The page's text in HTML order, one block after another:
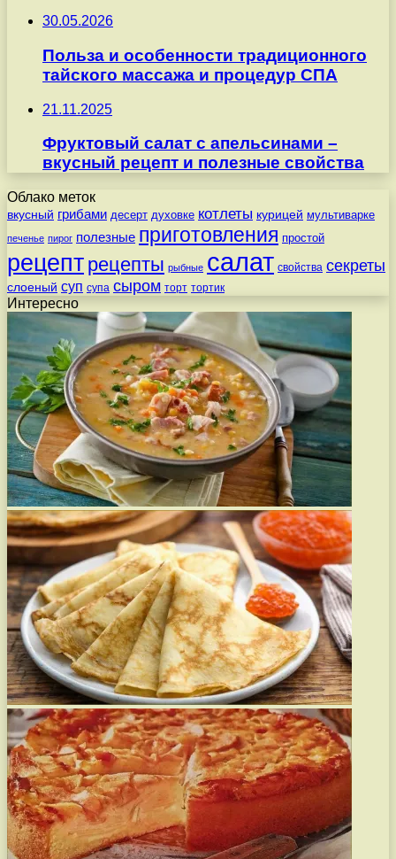
30.05.2026
Польза и особенности традиционного
тайского массажа и процедур СПА
21.11.2025
Фруктовый салат с апельсинами –
вкусный рецепт и полезные свойства
Облако меток
вкусный грибами десерт духовке котлеты курицей мультиварке
печенье пирог полезные приготовления простой
рецепт рецепты рыбные салат свойства секреты
слоеный суп супа сыром торт тортик
Интересно